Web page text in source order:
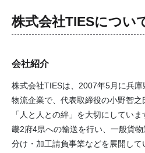
株式会社TIESについ
会社紹介
株式会社TIESは、2007年5月に兵
物流企業で、代表取締役の小野智
「人と人との絆」を大切にしてい
畿2府4県への輸送を行い、一般貨
分け・加工請負事業などを展開し